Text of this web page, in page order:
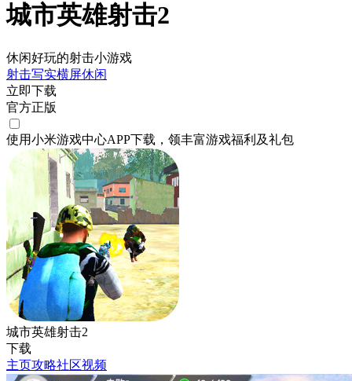
城市英雄射击2
休闲好玩的射击小游戏
射击写实横屏休闲
立即下载
官方正版
使用小米游戏中心APP下载 ，领丰富游戏福利 及礼包
城市英雄射击2
下载
主页攻略社区视频